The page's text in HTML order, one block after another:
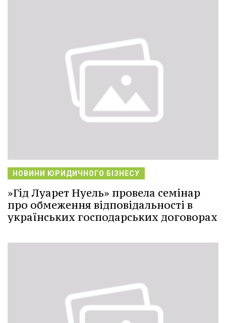
НОВИНИ ЮРИДИЧНОГО БІЗНЕСУ
»Гід Луарет Нуель» провела семінар
про обмеження відповідальності в
українських господарських договорах